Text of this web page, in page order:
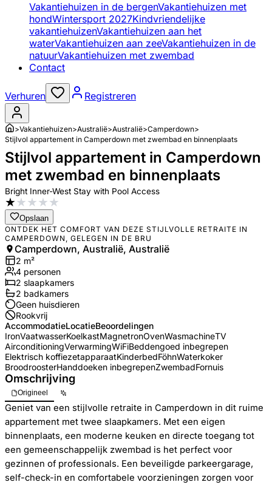
Vakantiehuizen in de bergenVakantiehuizen met
hondWintersport 2027Kindvriendelijke
vakantiehuizenVakantiehuizen aan het
waterVakantiehuizen aan zeeVakantiehuizen in de
natuurVakantiehuizen met zwembad
Contact
Verhuren Registreren
>Vakantiehuizen>Australië>Australië>Camperdown>
Stijlvol appartement in Camperdown met zwembad en binnenplaats
Stijlvol appartement in Camperdown
met zwembad en binnenplaats
Bright Inner-West Stay with Pool Access
★★★★★
Opslaan
ONTDEK HET COMFORT VAN DEZE STIJLVOLLE RETRAITE IN
CAMPERDOWN, GELEGEN IN DE BRU
Camperdown, Australië, Australië
2 m²
4 personen
2 slaapkamers
2 badkamers
Geen huisdieren
Rookvrij
AccommodatieLocatieBeoordelingen
IronVaatwasserKoelkastMagnetronOvenWasmachineTV
AirconditioningVerwarmingWiFiBeddengoed inbegrepen
Elektrisch koffiezetapparaatKinderbedFöhnWaterkoker
BroodroosterHanddoeken inbegrepenZwembadFornuis
Omschrijving
Origineel
Geniet van een stijlvolle retraite in Camperdown in dit ruime
appartement met twee slaapkamers. Met een eigen
binnenplaats, een moderne keuken en directe toegang tot
een gemeenschappelijk zwembad is het perfect voor
gezinnen of professionals. Een beveiligde parkeergarage,
self-check-in en comfortabele voorzieningen zorgen voor